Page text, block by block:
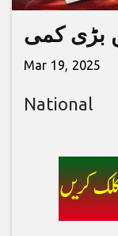
بڑی کمی
Mar 19, 2025
National